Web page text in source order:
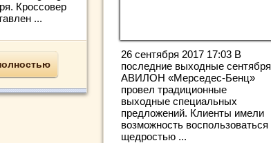
Кроссовер
...
26 сентября 2017 17:03 В
последние выходные сентября
АВИЛОН «Мерседес-Бенц»
провел традиционные
выходные специальных
предложений. Клиенты имели
возможность воспользоваться
щедростью ...